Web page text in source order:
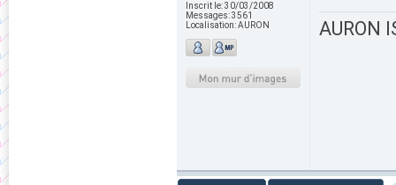
Inscrit le:30/03/2008
Messages:3561
Localisation:AURON AURON